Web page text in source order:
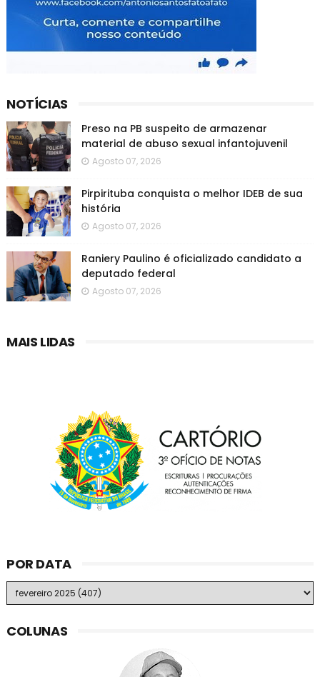
NOTÍCIAS
Preso na PB suspeito de armazenar
material de abuso sexual infantojuvenil
Agosto 07, 2026
Pirpirituba conquista o melhor IDEB de sua
história
Agosto 07, 2026
Raniery Paulino é oficializado candidato a
deputado federal
Agosto 07, 2026
MAIS LIDAS
POR DATA
COLUNAS